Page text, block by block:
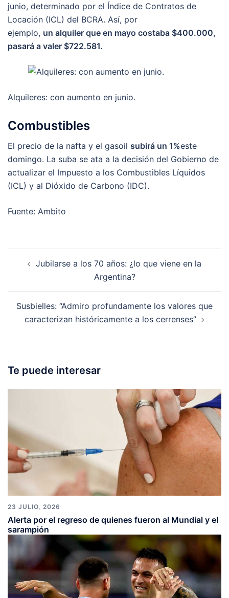
junio, determinado por el Índice de Contratos de
Locación (ICL) del BCRA. Así, por
ejemplo, un alquiler que en mayo costaba $400.000,
pasará a valer $722.581.
Alquileres: con aumento en junio.
Combustibles
El precio de la nafta y el gasoil subirá un 1%este
domingo. La suba se ata a la decisión del Gobierno de
actualizar el Impuesto a los Combustibles Líquidos
(ICL) y al Dióxido de Carbono (IDC).
Fuente: Ambito
navigation
Jubilarse a los 70 años: ¿lo que viene en la
Argentina?
Susbielles: “Admiro profundamente los valores que
caracterizan históricamente a los cerrenses”
Te puede interesar
23 JULIO, 2026
Alerta por el regreso de quienes fueron al Mundial y el
sarampión